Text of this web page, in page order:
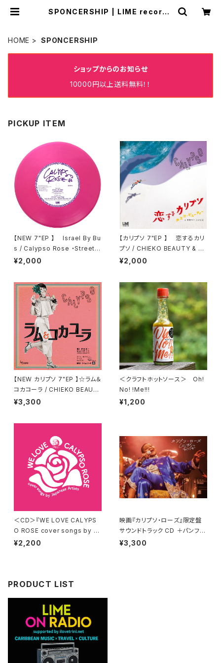
SPONCERSHIP | LIME records
HOME SPONCERSHIP
ショップからのお知らせ
10000円以上送料無料！！
PICKUP ITEM
【NEW 7"EP 】 Israel By Bu
s / Calypso Rose ・Street C
alypso / Lola, Gordon Cyru
¥2,000
【カリプソ 7"EP 】 恋するカリ
プソ / CHIEKO BEAUTY & Ca
SSETTE CON-LOS
¥2,000
【NEW カリプソ 7"EP 】☆ラム＆
コカコーラ / CHIEKO BEAUT
Y feat . TICO (Little Temp
¥3,300
＜クラフトホットソース＞ Oh!
No! !Me!!!
¥1,200
＜CD＞『WE LOVE CALYPS
O ROSE cover songs by Ja
¥2,200
映画『カリプソ・ローズ』限定盤
サウンドトラック CD ＋パンフレ
ット 【送料無料】
¥3,300
PRODUCT LIST